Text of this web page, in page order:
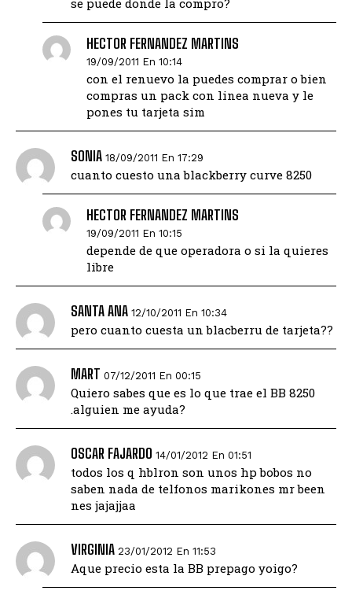
HECTOR FERNANDEZ MARTINS
19/09/2011 En 10:14
con el renuevo la puedes comprar o bien
compras un pack con linea nueva y le
pones tu tarjeta sim
SONIA 18/09/2011 En 17:29
cuanto cuesto una blackberry curve 8250
HECTOR FERNANDEZ MARTINS
19/09/2011 En 10:15
depende de que operadora o si la quieres
libre
SANTA ANA 12/10/2011 En 10:34
pero cuanto cuesta un blacberru de tarjeta??
MART 07/12/2011 En 00:15
Quiero sabes que es lo que trae el BB 8250
.alguien me ayuda?
OSCAR FAJARDO 14/01/2012 En 01:51
todos los q hblron son unos hp bobos no
saben nada de telfonos marikones mr been
nes jajajjaa
VIRGINIA 23/01/2012 En 11:53
Aque precio esta la BB prepago yoigo?